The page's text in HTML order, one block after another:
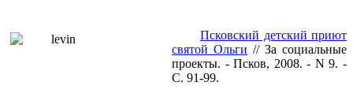
Псковский детский приют
святой Ольги // За социальные
проекты. - Псков, 2008. - N 9. -
С. 91-99.